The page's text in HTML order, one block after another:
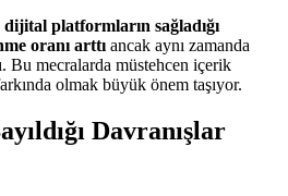
platformların sağladığı
oranı arttı ancak aynı zamanda
Bu mecralarda müstehcen içerik
olmak büyük önem taşıyor.
Davranışlar